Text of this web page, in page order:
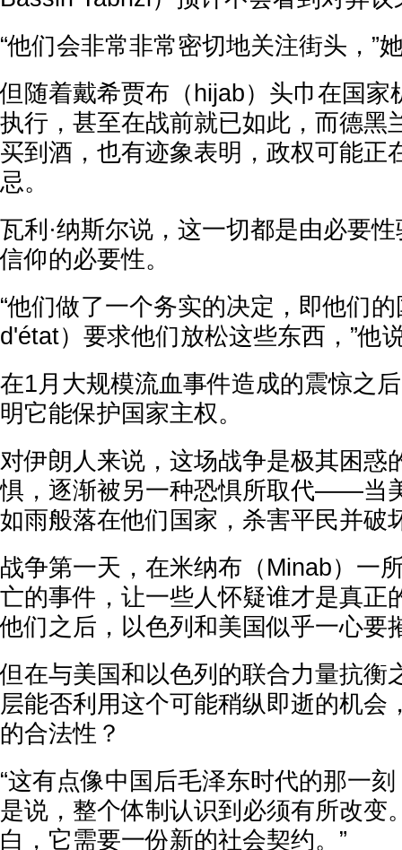
“他们会非常非常密切地关注街头，”
但随着戴希贾布（hijab）头巾在国家
执行，甚至在战前就已如此，而德黑
买到酒，也有迹象表明，政权可能正
忌。
瓦利·纳斯尔说，这一切都是由必要
信仰的必要性。
“他们做了一个务实的决定，即他们
d'état）要求他们放松这些东西，”他
在1月大规模流血事件造成的震惊之
明它能保护国家主权。
对伊朗人来说，这场战争是极其困惑
惧，逐渐被另一种恐惧所取代——当
如雨般落在他们国家，杀害平民并破
战争第一天，在米纳布（Minab）一
亡的事件，让一些人怀疑谁才是真正
他们之后，以色列和美国似乎一心要
但在与美国和以色列的联合力量抗衡
层能否利用这个可能稍纵即逝的机会
的合法性？
“这有点像中国后毛泽东时代的那一刻
是说，整个体制认识到必须有所改变
白，它需要一份新的社会契约。”